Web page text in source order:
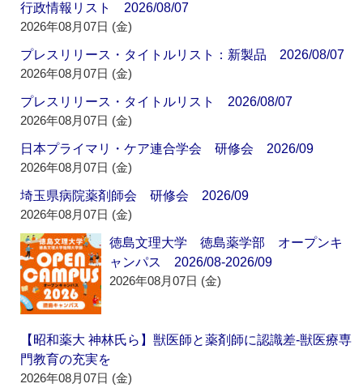
行政情報リスト 2026/08/07
2026年08月07日 (金)
プレスリリース・タイトルリスト：新製品 2026/08/07
2026年08月07日 (金)
プレスリリース・タイトルリスト 2026/08/07
2026年08月07日 (金)
日本プライマリ・ケア連合学会 研修会 2026/09
2026年08月07日 (金)
埼玉県病院薬剤師会 研修会 2026/09
2026年08月07日 (金)
徳島文理大学 徳島薬学部 オープンキ
ャンパス 2026/08-2026/09
2026年08月07日 (金)
【昭和薬大 神林氏ら】獣医師と薬剤師に認識差‐獣医療専
門教育の充実を
2026年08月07日 (金)